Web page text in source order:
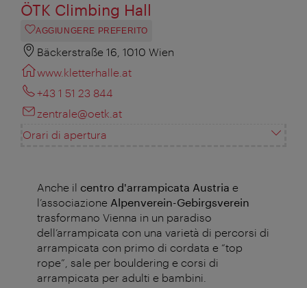
ÖTK Climbing Hall
AGGIUNGERE PREFERITO
Bäckerstraße 16, 1010 Wien
www.kletterhalle.at
+43 1 51 23 844
zentrale@oetk.at
Orari di apertura
Anche il centro d'arrampicata Austria e
l’associazione Alpenverein-Gebirgsverein
trasformano Vienna in un paradiso
dell’arrampicata con una varietà di percorsi di
arrampicata con primo di cordata e “top
rope”, sale per bouldering e corsi di
arrampicata per adulti e bambini.